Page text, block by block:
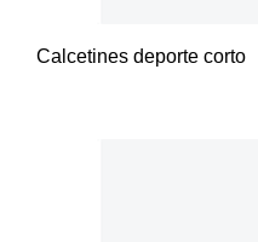
Calcetines deporte corto